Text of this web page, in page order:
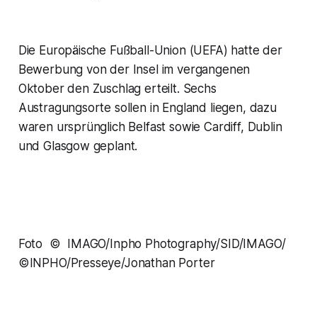
Die Europäische Fußball-Union (UEFA) hatte der
Bewerbung von der Insel im vergangenen
Oktober den Zuschlag erteilt. Sechs
Austragungsorte sollen in England liegen, dazu
waren ursprünglich Belfast sowie Cardiff, Dublin
und Glasgow geplant.
Foto © IMAGO/Inpho Photography/SID/IMAGO/
©INPHO/Presseye/Jonathan Porter